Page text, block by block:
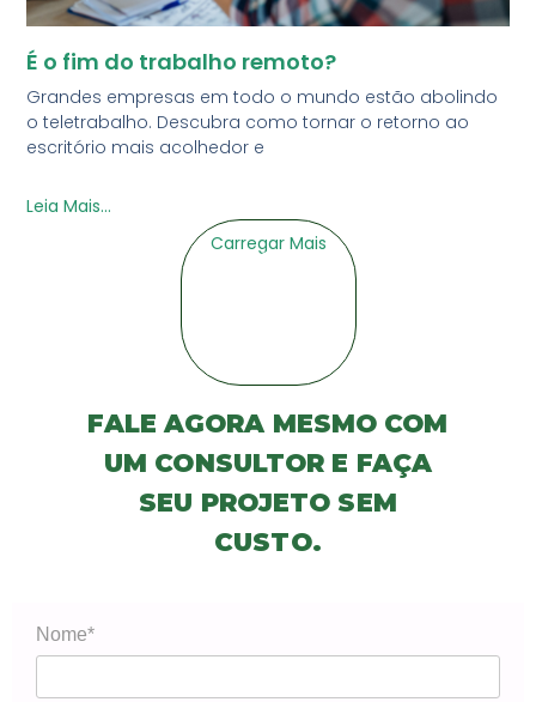
É o fim do trabalho remoto?
Grandes empresas em todo o mundo estão abolindo
o teletrabalho. Descubra como tornar o retorno ao
escritório mais acolhedor e
Leia Mais...
Carregar Mais
FALE AGORA MESMO COM
UM CONSULTOR E FAÇA
SEU PROJETO SEM
CUSTO.
Nome*